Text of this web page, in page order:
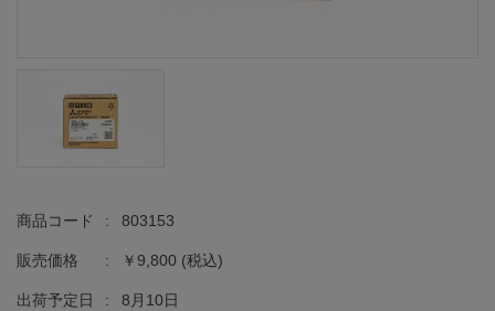
商品コード : 803153
販売価格 : ￥9,800 (税込)
出荷予定日 : 8月10日